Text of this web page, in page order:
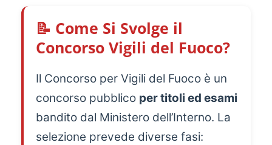
📝 Come Si Svolge il
Concorso Vigili del Fuoco?
Il Concorso per Vigili del Fuoco è un
concorso pubblico per titoli ed esami
bandito dal Ministero dell’Interno. La
selezione prevede diverse fasi: